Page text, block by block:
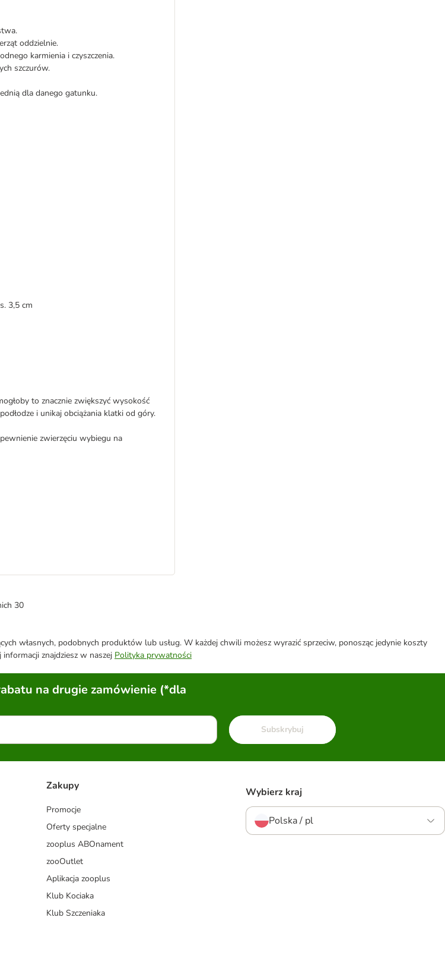
oddzielnie.
karmienia i czyszczenia.
szczurów.
dla danego gatunku.
3,5 cm
to znacznie zwiększyć wysokość
i unikaj obciążania klatki od góry.
zwierzęciu wybiegu na
30
własnych, podobnych produktów lub usług. W każdej chwili możesz wyrazić sprzeciw, ponosząc jedynie koszty
znajdziesz w naszej Polityka prywatności
na drugie zamówienie (*dla
Subskrybuj
Zakupy
Promocje
Oferty specjalne
zooplus ABOnament
zooOutlet
Aplikacja zooplus
Klub Kociaka
Klub Szczeniaka
Wybierz kraj
Polska / pl